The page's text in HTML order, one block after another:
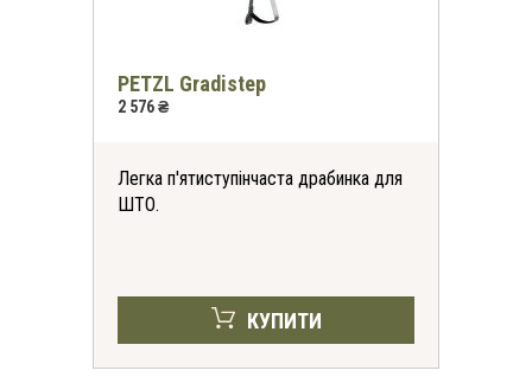
PETZL Gradistep
2 576 ₴
Легка п'ятиступінчаста драбинка для
ШТО.
КУПИТИ